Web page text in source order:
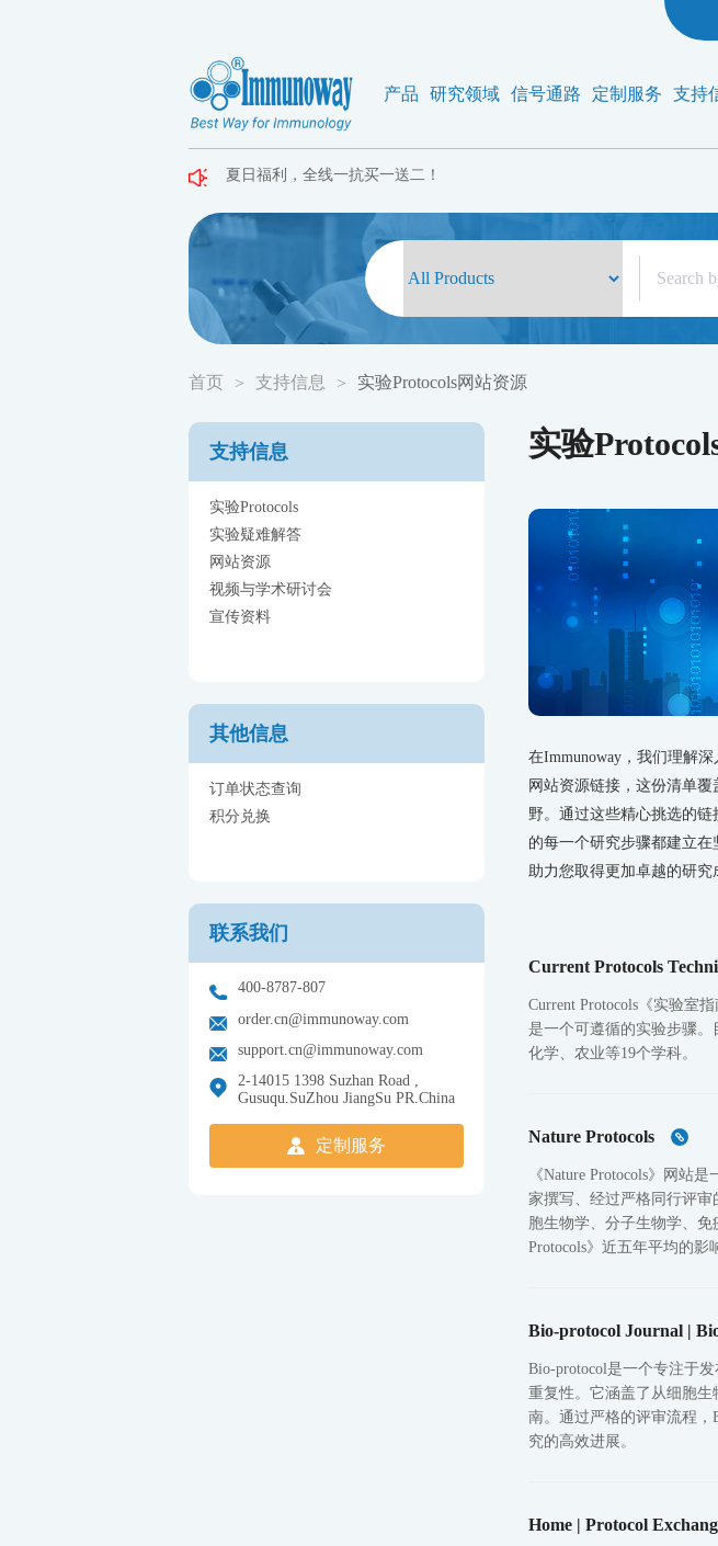
产品 研究领域 信号通路 定制服务 支持
夏日福利，全线一抗买一送二！
夏日福利，全线一抗买一送二！
首页 > 支持信息 > 实验Protocols网站资源
支持信息
实验Protocols
实验疑难解答
网站资源
视频与学术研讨会
宣传资料
其他信息
订单状态查询
积分兑换
联系我们
400-8787-807
order.cn@immunoway.com
support.cn@immunoway.com
2-14015 1398 Suzhan Road ,
Gusuqu.SuZhou JiangSu PR.China
定制服务
实验
在Immunoway，我们理解
网站资源链接，这份清单
野。通过这些精心挑选的
的每一个研究步骤都建立
助力您取得更加卓越的研究
Current Protocols
Current Protocols《实验室
是一个可遵循的实验步骤
化学、农业等19个学科。
Nature Protocols
《Nature Protocols》网站
家撰写、经过严格同行评审
胞生物学、分子生物学、
Protocols》近五年平均的
Bio-protocol Journal |
Bio-protocol是一个专注于
重复性。它涵盖了从细胞
南。通过严格的评审流程
究的高效进展。
Home | Protocol